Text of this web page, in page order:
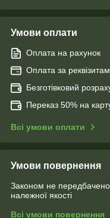
Умови оплати
Оплата на рахунок
Оплата за
Безготівковий
Переказ 50% на
Всі умови оплати
Умови повернення
Законом не
належної якості
Всі умови повернення